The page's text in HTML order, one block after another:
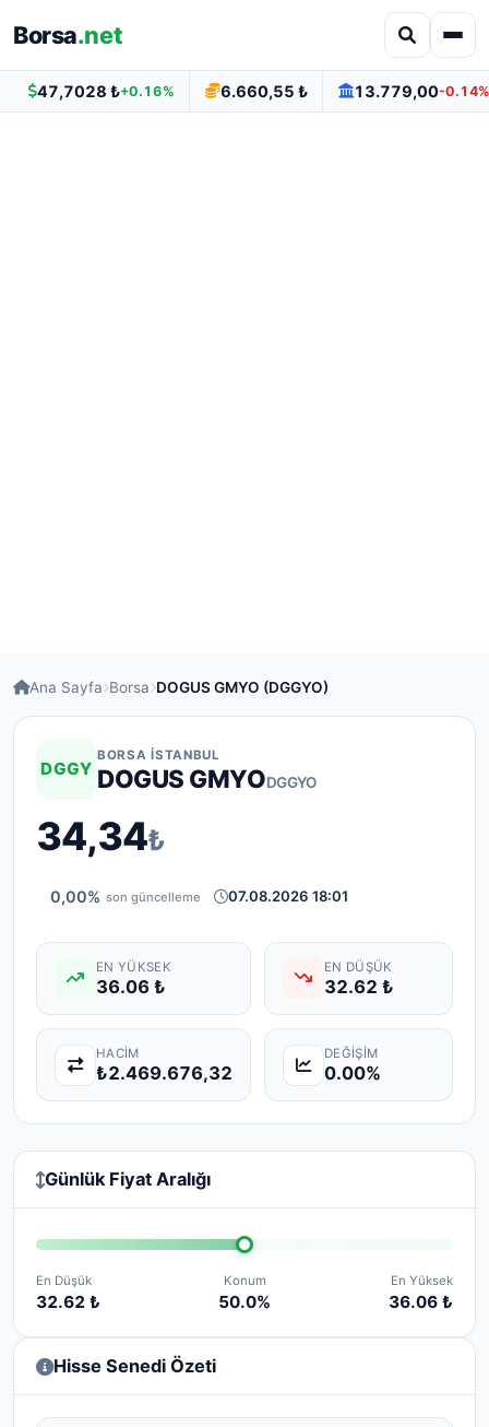
Borsa.net
47,7028 ₺+0.16% 6.660,55 ₺ 13.779,00-0.14%
Ana Sayfa Borsa DOGUS GMYO (DGGYO)
DGGY
BORSA İSTANBUL
DOGUS GMYODGGYO
34,34₺
0,00% son güncelleme 07.08.2026 18:01
EN YÜKSEK
36.06 ₺
EN DÜŞÜK
32.62 ₺
HACIM
₺2.469.676,32
DEĞIŞIM
0.00%
Günlük Fiyat Aralığı
En Düşük
32.62 ₺
Konum
50.0%
En Yüksek
36.06 ₺
Hisse Senedi Özeti